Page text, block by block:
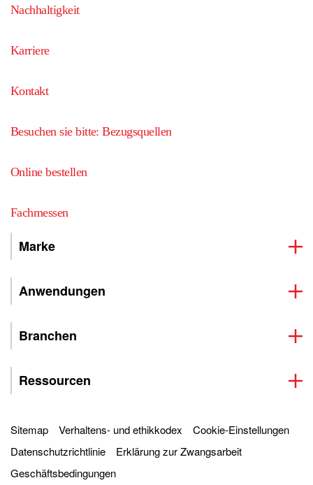
Nachhaltigkeit
Karriere
Kontakt
Besuchen sie bitte: Bezugsquellen
Online bestellen
Fachmessen
Marke
Anwendungen
Branchen
Ressourcen
Sitemap Verhaltens- und ethikkodex
Cookie-Einstellungen
Datenschutzrichtlinie
Erklärung zur Zwangsarbeit
Geschäftsbedingungen